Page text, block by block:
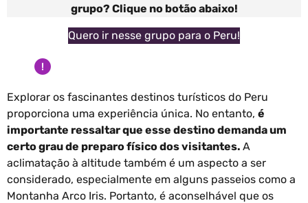
grupo? Clique no botão abaixo!
Quero ir nesse grupo para o Peru!
Explorar os fascinantes destinos turísticos do Peru
proporciona uma experiência única. No entanto, é
importante ressaltar que esse destino demanda um
certo grau de preparo físico dos visitantes. A
aclimatação à altitude também é um aspecto a ser
considerado, especialmente em alguns passeios como a
Montanha Arco Iris. Portanto, é aconselhável que os